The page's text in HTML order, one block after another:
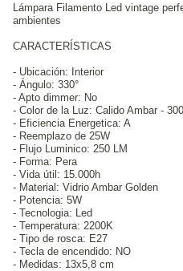
Lámpara Filamento Led vintage
ambientes
CARACTERÍSTICAS
- Ubicación: Interior
- Ángulo: 330°
- Apto dimmer: No
- Color de la Luz: Calido Ambar -
- Eficiencia Energetica: A
- Reemplazo de 25W
- Flujo Luminico: 250 LM
- Forma: Pera
- Vida útil: 15.000h
- Material: Vidrio Ambar Golden
- Potencia: 5W
- Tecnologia: Led
- Temperatura: 2200K
- Tipo de rosca: E27
- Tecla de encendido: NO
- Medidas: 13x5,8 cm